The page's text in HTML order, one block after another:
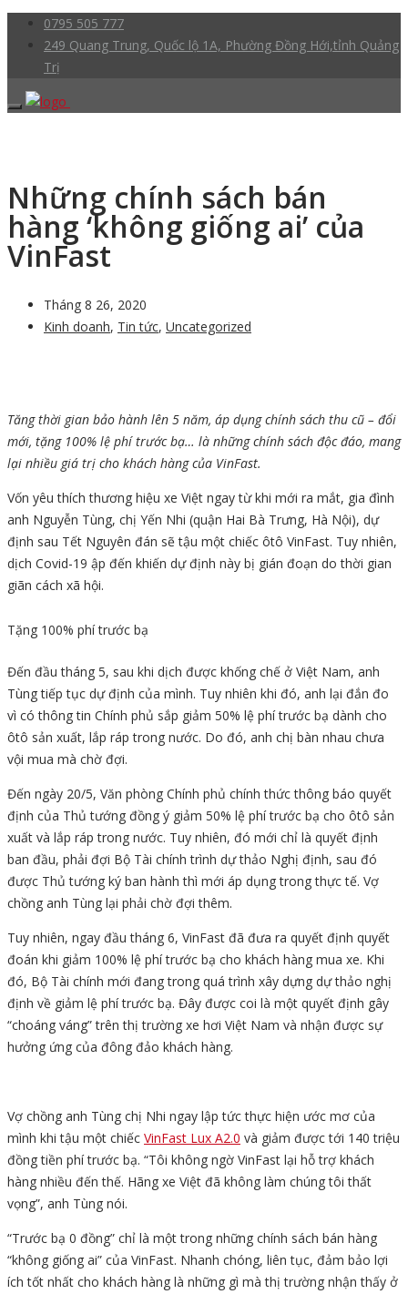
0795 505 777
249 Quang Trung, Quốc lộ 1A, Phường Đồng Hới,tỉnh Quảng
Trị
Những chính sách bán
hàng ‘không giống ai’ của
VinFast
Tháng 8 26, 2020
Kinh doanh, Tin tức, Uncategorized
Tăng thời gian bảo hành lên 5 năm, áp dụng chính sách thu cũ – đổi
mới, tặng 100% lệ phí trước bạ… là những chính sách độc đáo, mang
lại nhiều giá trị cho khách hàng của VinFast.
Vốn yêu thích thương hiệu xe Việt ngay từ khi mới ra mắt, gia đình
anh Nguyễn Tùng, chị Yến Nhi (quận Hai Bà Trưng, Hà Nội), dự
định sau Tết Nguyên đán sẽ tậu một chiếc ôtô VinFast. Tuy nhiên,
dịch Covid-19 ập đến khiến dự định này bị gián đoạn do thời gian
giãn cách xã hội.
Tặng 100% phí trước bạ
Đến đầu tháng 5, sau khi dịch được khống chế ở Việt Nam, anh
Tùng tiếp tục dự định của mình. Tuy nhiên khi đó, anh lại đắn đo
vì có thông tin Chính phủ sắp giảm 50% lệ phí trước bạ dành cho
ôtô sản xuất, lắp ráp trong nước. Do đó, anh chị bàn nhau chưa
vội mua mà chờ đợi.
Đến ngày 20/5, Văn phòng Chính phủ chính thức thông báo quyết
định của Thủ tướng đồng ý giảm 50% lệ phí trước bạ cho ôtô sản
xuất và lắp ráp trong nước. Tuy nhiên, đó mới chỉ là quyết định
ban đầu, phải đợi Bộ Tài chính trình dự thảo Nghị định, sau đó
được Thủ tướng ký ban hành thì mới áp dụng trong thực tế. Vợ
chồng anh Tùng lại phải chờ đợi thêm.
Tuy nhiên, ngay đầu tháng 6, VinFast đã đưa ra quyết định quyết
đoán khi giảm 100% lệ phí trước bạ cho khách hàng mua xe. Khi
đó, Bộ Tài chính mới đang trong quá trình xây dựng dự thảo nghị
định về giảm lệ phí trước bạ. Đây được coi là một quyết định gây
“choáng váng” trên thị trường xe hơi Việt Nam và nhận được sự
hưởng ứng của đông đảo khách hàng.
Vợ chồng anh Tùng chị Nhi ngay lập tức thực hiện ước mơ của
mình khi tậu một chiếc VinFast Lux A2.0 và giảm được tới 140 triệu
đồng tiền phí trước bạ. “Tôi không ngờ VinFast lại hỗ trợ khách
hàng nhiều đến thế. Hãng xe Việt đã không làm chúng tôi thất
vọng”, anh Tùng nói.
“Trước bạ 0 đồng” chỉ là một trong những chính sách bán hàng
“không giống ai” của VinFast. Nhanh chóng, liên tục, đảm bảo lợi
ích tốt nhất cho khách hàng là những gì mà thị trường nhận thấy ở